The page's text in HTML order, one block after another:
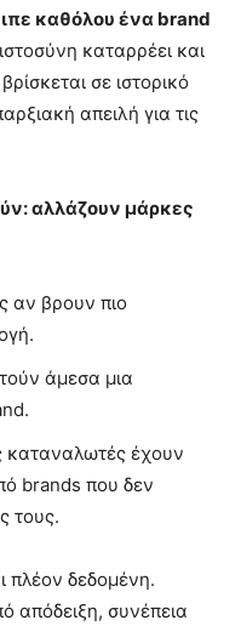
καθόλου ένα brand
καταρρέει και
σε ιστορικό
απειλή για τις
αλλάζουν μάρκες
αν βρουν πιο
άμεσα μια
καταναλωτές έχουν
brands που δεν
τους.
πλέον δεδομένη.
απόδειξη, συνέπεια